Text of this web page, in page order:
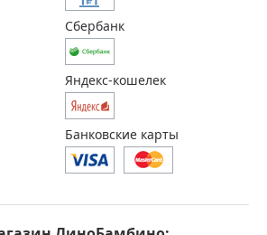
Сбербанк
Яндекс-кошелек
Банковские карты